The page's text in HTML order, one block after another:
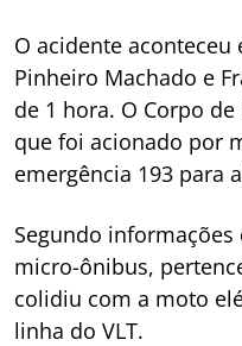
O acidente aconteceu
Pinheiro Machado e
de 1 hora. O Corpo
que foi acionado por
emergência 193 para
Segundo
micro-ônibus,
colidiu com a moto
linha do VLT.